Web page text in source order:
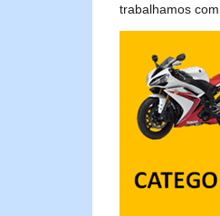
trabalhamos